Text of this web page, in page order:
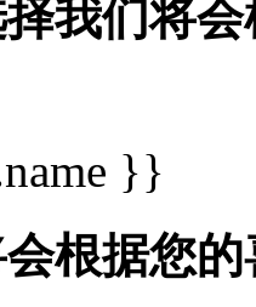
我们将
}}
根据您